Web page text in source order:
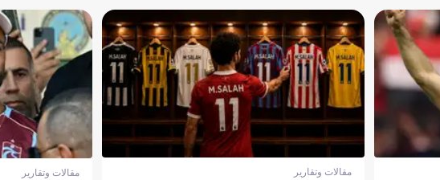
مقالات وتقارير مقالات وتقارير